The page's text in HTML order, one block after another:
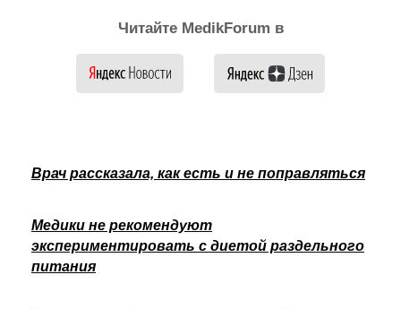
Читайте MedikForum в
Врач рассказала, как есть и не поправляться
Медики не рекомендуют
экспериментировать с диетой раздельного
питания